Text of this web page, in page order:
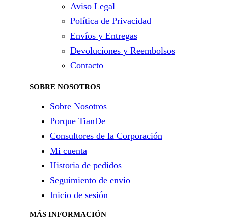
Aviso Legal
Política de Privacidad
Envíos y Entregas
Devoluciones y Reembolsos
Contacto
SOBRE NOSOTROS
Sobre Nosotros
Porque TianDe
Consultores de la Corporación
Mi cuenta
Historia de pedidos
Seguimiento de envío
Inicio de sesión
MÁS INFORMACIÓN